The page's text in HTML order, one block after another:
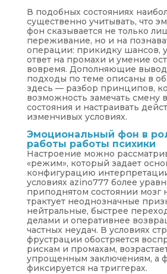
В подобных состояниях
существенно учитывать, что
фон сказывается не только
переживание, но и на
операции: прикидку шансов,
ответ на промахи и умение
вовремя. Дополняющие
подходы по теме описаны в
здесь — разбор принципов,
возможность замечать смену
состояния и настраивать
изменчивых условиях.
Эмоциональный фон в
работы работы психики
Настроение можно
«режим», который задает
конфигурацию
условиях azino777 более
приподнятом состоянии мозг
трактует неоднозначные
нейтральные, быстрее
делами и оперативнее
частных неудач. В условиях
фрустрации обостряется
рискам и промахам,
упрощенным заключениям, а
фиксируется на триггерах.